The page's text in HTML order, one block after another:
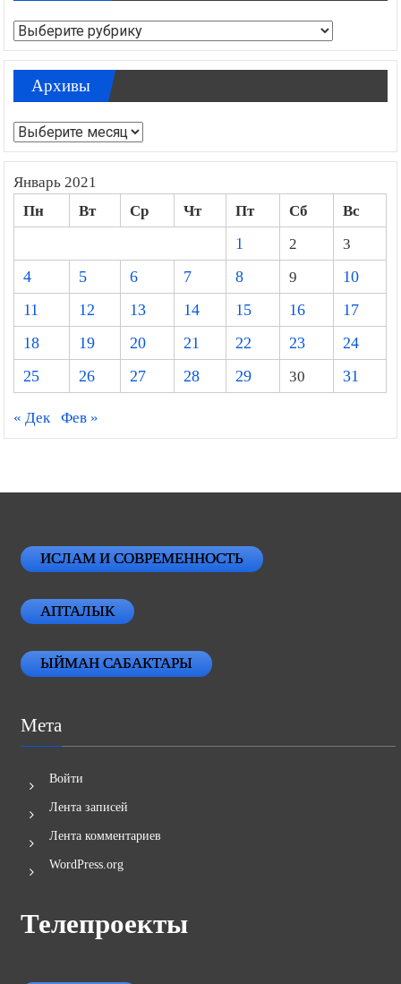
Рубрики
Архивы
Архивы
Январь 2021
Пн Вт Ср Чт Пт Сб
Вс
1
2
3
4
5 6 7 8 9
10
11
12 13 14 15 16
17
18
19 20 21 22 23
24
25
26 27 28 29 30 31
« Дек Фев »
ИСЛАМ И СОВРЕМЕННОСТЬ
АПТАЛЫК
ЫЙМАН САБАКТАРЫ
Мета
Войти
Лента записей
Лента комментариев
WordPress.org
Телепроекты